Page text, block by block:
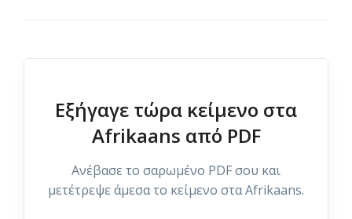
Εξήγαγε τώρα κείμενο στα
Afrikaans από PDF
Ανέβασε το σαρωμένο PDF σου και
μετέτρεψε άμεσα το κείμενο στα Afrikaans.